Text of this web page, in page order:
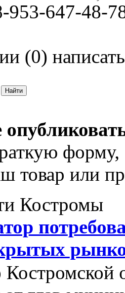
953-647-48-
(0) написать
товар или
Костромы
Костромской